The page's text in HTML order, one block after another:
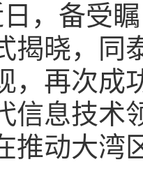
备受瞩
揭晓，同
，再次成
信息技术
推动大湾